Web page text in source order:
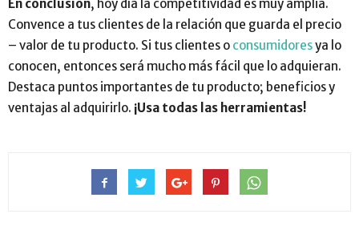
En conclusión, hoy día la competitividad es muy amplia.
Convence a tus clientes de la relación que guarda el precio
– valor de tu producto. Si tus clientes o consumidoresya lo
conocen, entonces será mucho más fácil que lo adquieran.
Destaca puntos importantes de tu producto; beneficios y
ventajas al adquirirlo. ¡Usa todas las herramientas!